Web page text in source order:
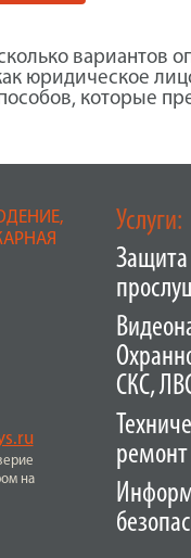
вариантов
юридическое
которые
на
Услуги:
Защита
СКС,
ремонт